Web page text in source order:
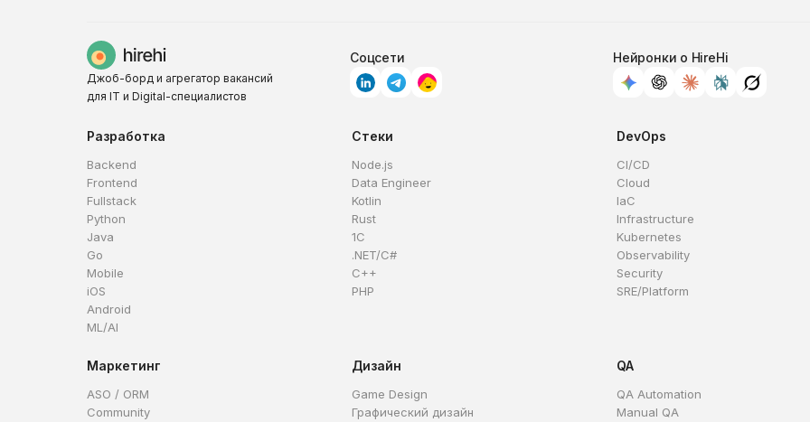
Джоб-борд и агрегатор вакансий
для IT и Digital-специалистов
Соцсети Нейронки о HireHi
Разработка
Backend
Frontend
Fullstack
Python
Java
Go
Mobile
iOS
Android
ML/AI
Стеки
Node.js
Data Engineer
Kotlin
Rust
1C
.NET/C#
C++
PHP
DevOps
CI/CD
Cloud
IaC
Infrastructure
Kubernetes
Observability
Security
SRE/Platform
Маркетинг
ASO / ORM
Community
Дизайн
Game Design
Графический дизайн
QA
QA Automation
Manual QA